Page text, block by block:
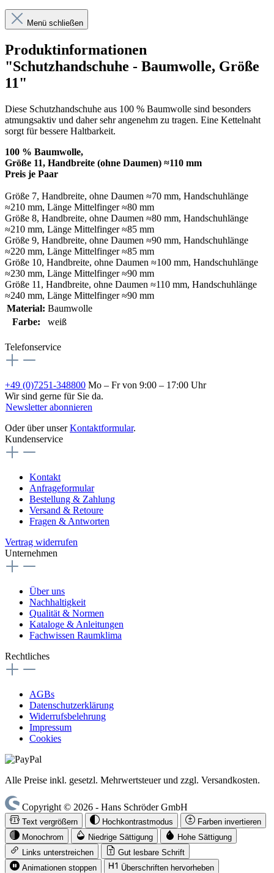
Menü schließen
Produktinformationen
"Schutzhandschuhe - Baumwolle, Größe
11"
Diese Schutzhandschuhe aus 100 % Baumwolle sind besonders
atmungsaktiv und daher sehr angenehm zu tragen. Eine Kettelnaht
sorgt für bessere Haltbarkeit.
100 % Baumwolle,
Größe 11, Handbreite (ohne Daumen) ≈110 mm
Preis je Paar
Größe 7, Handbreite, ohne Daumen ≈70 mm, Handschuhlänge
≈210 mm, Länge Mittelfinger ≈80 mm
Größe 8, Handbreite, ohne Daumen ≈80 mm, Handschuhlänge
≈210 mm, Länge Mittelfinger ≈85 mm
Größe 9, Handbreite, ohne Daumen ≈90 mm, Handschuhlänge
≈220 mm, Länge Mittelfinger ≈85 mm
Größe 10, Handbreite, ohne Daumen ≈100 mm, Handschuhlänge
≈230 mm, Länge Mittelfinger ≈90 mm
Größe 11, Handbreite, ohne Daumen ≈110 mm, Handschuhlänge
≈240 mm, Länge Mittelfinger ≈90 mm
Material: Baumwolle
Farbe:
weiß
Telefonservice
+49 (0)7251-348800 Mo – Fr von 9:00 – 17:00 Uhr
Wir sind gerne für Sie da.
Newsletter abonnieren
Oder über unserKontaktformular.
Kundenservice
Kontakt
Anfrageformular
Bestellung & Zahlung
Versand & Retoure
Fragen & Antworten
Vertrag widerrufen
Unternehmen
Über uns
Nachhaltigkeit
Qualität & Normen
Kataloge & Anleitungen
Fachwissen Raumklima
Rechtliches
AGBs
Datenschutzerklärung
Widerrufsbelehrung
Impressum
Cookies
Alle Preise inkl. gesetzl. Mehrwertsteuer und zzgl. Versandkosten.
Copyright © 2026 - Hans Schröder GmbH
Text vergrößern Hochkontrastmodus
Farben invertieren
Monochrom
Niedrige Sättigung
Hohe Sättigung
Links unterstreichen
Gut lesbare Schrift
Animationen stoppen
Überschriften hervorheben